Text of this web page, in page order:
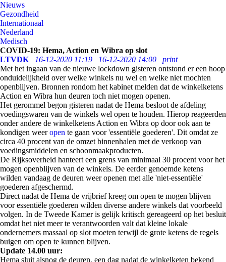
Nieuws
Gezondheid
Internationaal
Nederland
Medisch
COVID-19: Hema, Action en Wibra op slot
LTVDK
16-12-2020 11:19 16-12-2020 14:00
print
Met het ingaan van de nieuwe lockdown gisteren ontstond er een hoop
onduidelijkheid over welke winkels nu wel en welke niet mochten
openblijven. Bronnen rondom het kabinet melden dat de winkelketens
Action en Wibra hun deuren toch niet mogen openen.
Het gerommel begon gisteren nadat de Hema besloot de afdeling
voedingswaren van de winkels wel open te houden. Hierop reageerden
onder andere de winkelketens Action en Wibra op door ook aan te
kondigen weeropen te gaan voor 'essentiële goederen'. Dit omdat ze
circa 40 procent van de omzet binnenhalen met de verkoop van
voedingsmiddelen en schoonmaakproducten.
De Rijksoverheid hanteert een grens van minimaal 30 procent voor het
mogen openblijven van de winkels. De eerder genoemde ketens
wilden vandaag de deuren weer openen met alle 'niet-essentiële'
goederen afgeschermd.
Direct nadat de Hema de vrijbrief kreeg om open te mogen blijven
voor essentiële goederen wilden diverse andere winkels dat voorbeeld
volgen. In de Tweede Kamer is gelijk kritisch gereageerd op het besluit
omdat het niet meer te verantwoorden valt dat kleine lokale
ondernemers massaal op slot moeten terwijl de grote ketens de regels
buigen om open te kunnen blijven.
Update 14.00 uur:
Hema sluit alsnog de deuren, een dag nadat de winkelketen bekend